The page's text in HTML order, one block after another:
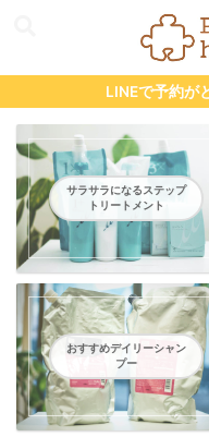
LINEで予約が
サラサラになるステップ
トリートメント
おすすめデイリーシャン
プー